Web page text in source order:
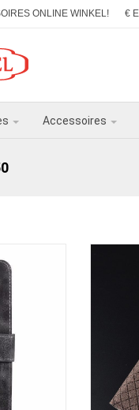
ONLINE WINKEL! €
Accessoires